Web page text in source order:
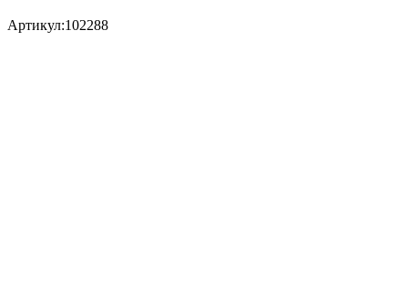
Артикул:102288